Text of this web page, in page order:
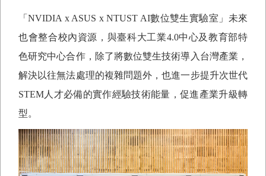
「NVIDIA x ASUS x NTUST AI數位雙生實驗室」未來
也會整合校內資源，與臺科大工業4.0中心及教育部特
色研究中心合作，除了將數位雙生技術導入台灣產業，
解決以往無法處理的複雜問題外，也進一步提升次世代
STEM人才必備的實作經驗技術能量，促進產業升級轉
型。